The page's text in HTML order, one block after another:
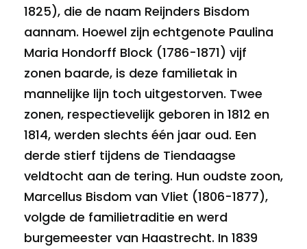
1825), die de naam Reijnders Bisdom
aannam. Hoewel zijn echtgenote Paulina
Maria Hondorff Block (1786-1871) vijf
zonen baarde, is deze familietak in
mannelijke lijn toch uitgestorven. Twee
zonen, respectievelijk geboren in 1812 en
1814, werden slechts één jaar oud. Een
derde stierf tijdens de Tiendaagse
veldtocht aan de tering. Hun oudste zoon,
Marcellus Bisdom van Vliet (1806-1877),
volgde de familietraditie en werd
burgemeester van Haastrecht. In 1839